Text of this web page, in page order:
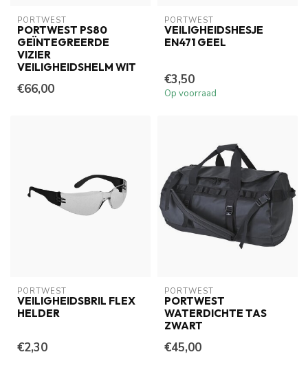
PORTWEST
PORTWEST PS80
GEÏNTEGREERDE
VIZIER
VEILIGHEIDSHELM WIT
€66,00
PORTWEST
VEILIGHEIDSHESJE
EN471 GEEL
€3,50
Op voorraad
PORTWEST
VEILIGHEIDSBRIL FLEX
HELDER
€2,30
PORTWEST
PORTWEST
WATERDICHTE TAS
ZWART
€45,00